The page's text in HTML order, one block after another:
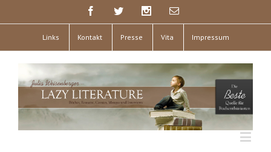
Links Kontakt Presse Vita Impressum